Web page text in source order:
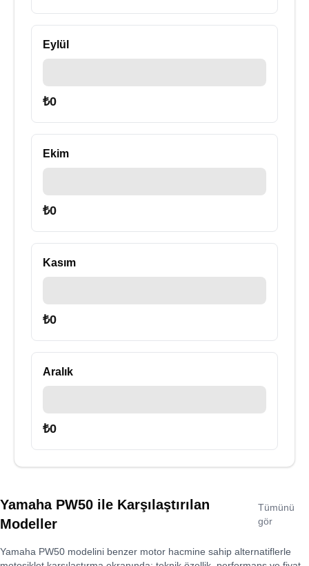
Eylül
₺0
Ekim
₺0
Kasım
₺0
Aralık
₺0
Yamaha PW50 ile Karşılaştırılan
Modeller
Tümünü
gör
Yamaha PW50 modelini benzer motor hacmine sahip alternatiflerle